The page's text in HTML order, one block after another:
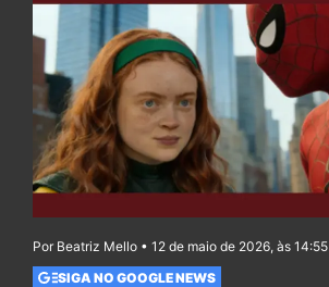
Por Beatriz Mello • 12 de maio de 2026, às 14:55
SIGA NO GOOGLE NEWS